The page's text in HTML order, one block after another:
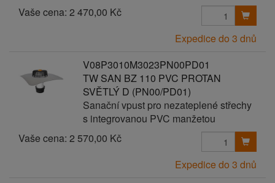
Vaše cena: 2 470,00 Kč
Expedice do 3 dnů
V08P3010M3023PN00PD01
TW SAN BZ 110 PVC PROTAN
SVĚTLÝ D (PN00/PD01)
Sanační vpust pro nezateplené střechy
s integrovanou PVC manžetou
Vaše cena: 2 570,00 Kč
Expedice do 3 dnů